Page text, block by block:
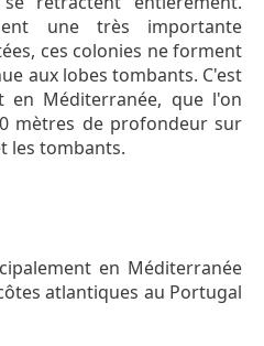
une très importante
ces colonies ne forment
aux lobes tombants. C'est
en Méditerranée, que l'on
mètres de profondeur sur
les tombants.
en Méditerranée
atlantiques au Portugal